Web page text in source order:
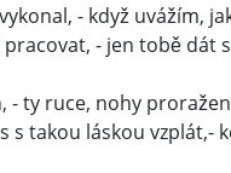
- když uvážím,
- jen tobě dát
- ty ruce, nohy
s takou láskou vzplát,-